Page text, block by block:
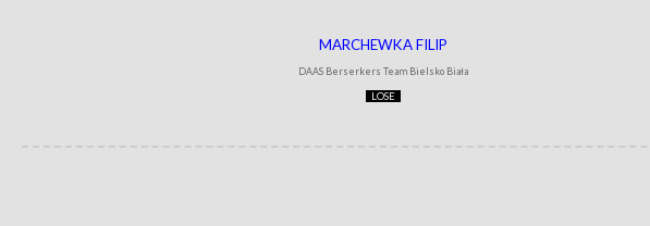
MARCHEWKA FILIP
DAAS Berserkers Team Bielsko Biała
LOSE